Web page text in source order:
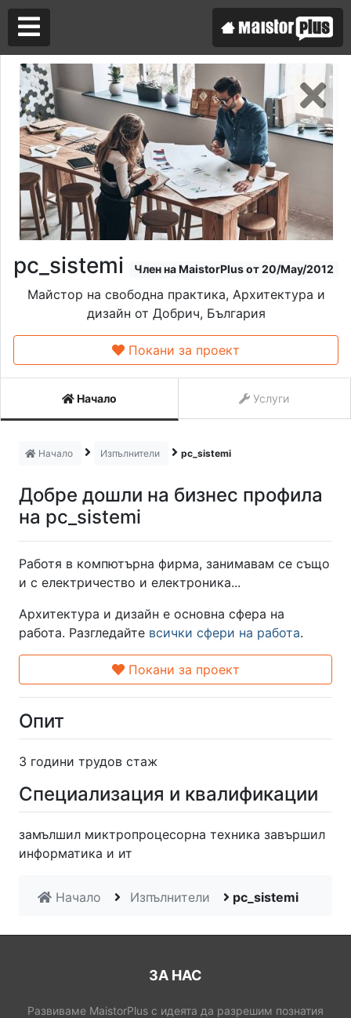
pc_sistemi Член на MaistorPlus от 20/May/2012
Майстор на свободна практика, Архитектура и
дизайн от Добрич, България
Покани за проект
Начало Услуги
Начало Изпълнители pc_sistemi
Добре дошли на бизнес профила
на pc_sistemi
Работя в компютърна фирма, занимавам се също
и с електричество и електроника...
Архитектура и дизайн е основна сфера на
работа. Разгледайте всички сфери на работа.
Покани за проект
Опит
3 години трудов стаж
Специализация и квалификации
замълшил миктропроцесорна техника завършил
информатика и ит
Начало Изпълнители pc_sistemi
ЗА НАС
Развиваме MaistorPlus с идеята да разрешим познатия
Аз съм майстор
Търся майстор